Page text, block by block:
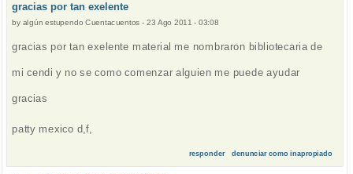
gracias por tan exelente
by algún estupendo Cuentacuentos - 23 Ago 2011 - 03:08
gracias por tan exelente material me nombraron bibliotecaria de
mi cendi y no se como comenzar alguien me puede ayudar
gracias
patty mexico d,f,
responder denunciar como inapropiado